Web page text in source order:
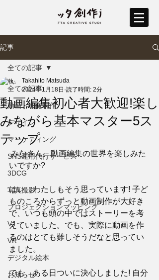
記事
全ての記事
動画・映像制作
デザイン
マーケティング
SNS運用代行サービス
3DCG
写真撮影
プロジェクションマッピング
VJ
VR
デジタル絵本
お知らせ
全ての記事
動画編集初心者大歓迎!楽し
みながら基本マスター5ス
テップ
Takahito Matsuda
2024年1月18日 読了時間: 2分
みなさん、動画編集の世界を楽しみた
いですか?
はい、わたしもそう思っています! 子ど
ものころからずっと動画制作が大好き
で、いつも頭の中ではストーリーを考
えていました。でも、実際に動画を作
るのはとても難しそうだなと思ってい
ました。
でも、ある日ついに決心しました! 自分